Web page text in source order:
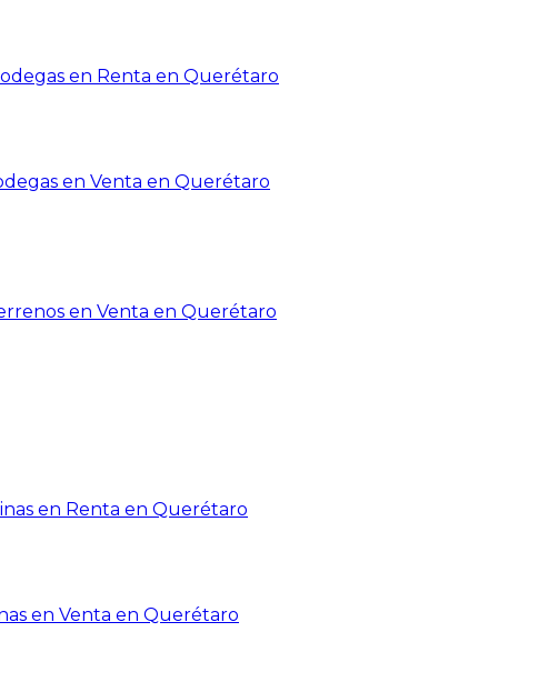
en Renta en Querétaro
en Venta en Querétaro
en Venta en Querétaro
en Renta en Querétaro
en Venta en Querétaro